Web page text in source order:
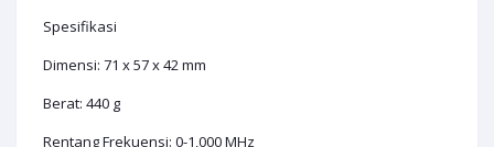
Spesifikasi
Dimensi: 71 x 57 x 42 mm
Berat: 440 g
Rentang Frekuensi: 0-1,000 MHz